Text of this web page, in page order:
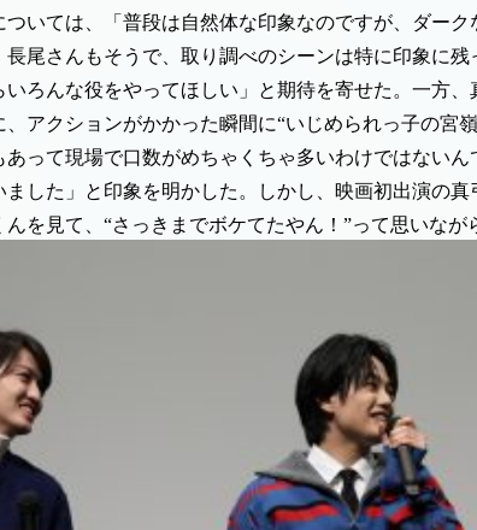
いては、「普段は自然体な印象なのですが、ダー
尾さんもそうで、取り調べのシーンは特に印象に
ろんな役をやってほしい」と期待を寄せた。一方
アクションがかかった瞬間に“いじめられっ子の宮
って現場で口数がめちゃくちゃ多いわけではない
した」と印象を明かした。しかし、映画初出演の
を見て、“さっきまでボケてたやん！”って思いな